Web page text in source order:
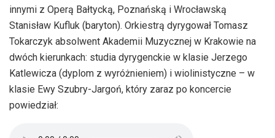
innymi z Operą Bałtycką, Poznańską i Wrocławską
Stanisław Kufluk (baryton). Orkiestrą dyrygował Tomasz
Tokarczyk absolwent Akademii Muzycznej w Krakowie na
dwóch kierunkach: studia dyrygenckie w klasie Jerzego
Katlewicza (dyplom z wyróżnieniem) i wiolinistyczne – w
klasie Ewy Szubry-Jargoń, który zaraz po koncercie
powiedział: